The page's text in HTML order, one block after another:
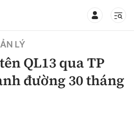
LÝ
QL13 qua TP
đường 30 tháng